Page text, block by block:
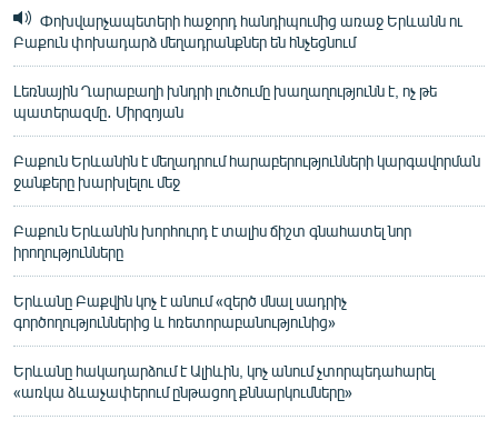
Փոխվարչապետերի հաջորդ հանդիպումից առաջ Երևանն ու
Բաքուն փոխադարձ մեղադրանքներ են հնչեցնում
Լեռնային Ղարաբաղի խնդրի լուծումը խաղաղությունն է, ոչ թե
պատերազմը․ Միրզոյան
Բաքուն Երևանին է մեղադրում հարաբերությունների կարգավորման
ջանքերը խարխլելու մեջ
Բաքուն Երևանին խորհուրդ է տալիս ճիշտ գնահատել նոր
իրողությունները
Երևանը Բաքվին կոչ է անում «զերծ մնալ սադրիչ
գործողություններից և հռետորաբանությունից»
Երևանը հակադարձում է Ալիևին, կոչ անում չտորպեդահարել
«առկա ձևաչափերում ընթացող քննարկումները»